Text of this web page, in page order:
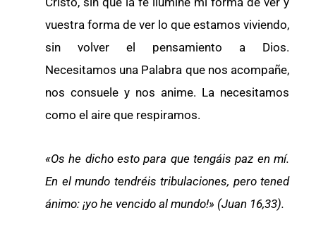
vuestra forma de ver lo que estamos viviendo,
sin volver el pensamiento a Dios.
Necesitamos una Palabra que nos acompañe,
nos consuele y nos anime. La necesitamos
como el aire que respiramos.
«Os he dicho esto para que tengáis paz en mí.
En el mundo tendréis tribulaciones, pero tened
ánimo: ¡yo he vencido al mundo!» (Juan 16,33).